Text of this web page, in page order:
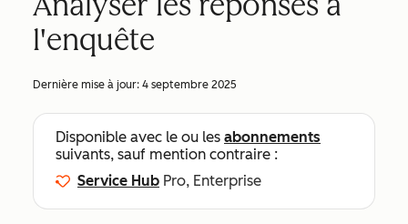
l'enquête
Dernière mise à jour: 4 septembre 2025
Disponible avec le ou les abonnements
suivants, sauf mention contraire :
Service Hub Pro, Enterprise